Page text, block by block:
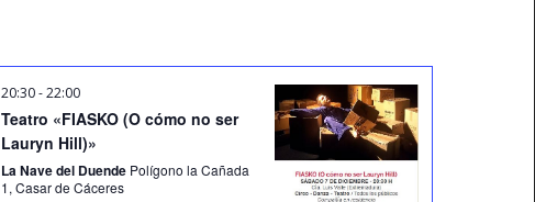
Teatro «FIASKO (O cómo no ser
Lauryn Hill)»
20:30-22:00
La Nave del Duende Polígono la Cañada
1, Casar de Cáceres